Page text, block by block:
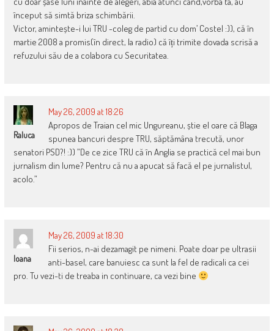
început să simtă briza schimbării.
Victor, amintește-i lui TRU -coleg de partid cu dom’ Costel :)), că în
martie 2008 a promis(în direct, la radio) că îți trimite dovada scrisă a
refuzului său de a colabora cu Securitatea.
Raluca
May 26, 2009 at 18:26
Apropos de Traian cel mic Ungureanu, știe el oare că Blaga
spunea bancuri despre TRU, săptămâna trecută, unor
senatori PSD?! :)) ”De ce zice TRU că în Anglia se practică cel mai bun
jurnalism din lume? Pentru că nu a apucat să facă el pe jurnalistul,
acolo.”
Ioana
May 26, 2009 at 18:30
Fii serios, n-ai dezamagit pe nimeni. Poate doar pe ultrasii
anti-basel, care banuiesc ca sunt la fel de radicali ca cei
pro. Tu vezi-ti de treaba in continuare, ca vezi bine